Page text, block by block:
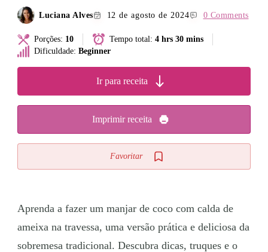
Luciana Alves 12 de agosto de 2024 0 Comments
Porções: 10 Tempo total: 4 hrs 30 mins
Dificuldade: Beginner
Ir para receita
Imprimir receita
Favoritar
Aprenda a fazer um manjar de coco com calda de
ameixa na travessa, uma versão prática e deliciosa da
sobremesa tradicional. Descubra dicas, truques e o